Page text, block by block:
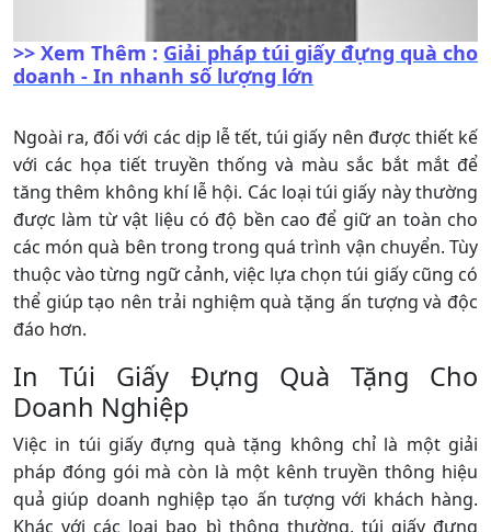
>> Xem Thêm : Giải pháp túi giấy đựng quà cho
doanh - In nhanh số lượng lớn
Ngoài ra, đối với các dịp lễ tết, túi giấy nên được thiết kế
với các họa tiết truyền thống và màu sắc bắt mắt để
tăng thêm không khí lễ hội. Các loại túi giấy này thường
được làm từ vật liệu có độ bền cao để giữ an toàn cho
các món quà bên trong trong quá trình vận chuyển. Tùy
thuộc vào từng ngữ cảnh, việc lựa chọn túi giấy cũng có
thể giúp tạo nên trải nghiệm quà tặng ấn tượng và độc
đáo hơn.
In Túi Giấy Đựng Quà Tặng Cho
Doanh Nghiệp
Việc in túi giấy đựng quà tặng không chỉ là một giải
pháp đóng gói mà còn là một kênh truyền thông hiệu
quả giúp doanh nghiệp tạo ấn tượng với khách hàng.
Khác với các loại bao bì thông thường, túi giấy đựng